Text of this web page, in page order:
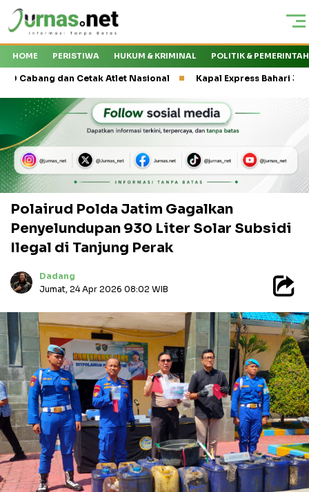
HOME PERISTIWA HUKUM & KRIMINAL POLITIK &
dan Cetak Atlet Nasional Kapal Express Bahari 3F Rusak
Polairud Polda Jatim Gagalkan
Penyelundupan 930 Liter Solar Subsidi
Ilegal di Tanjung Perak
Dadang
Jumat, 24 Apr 2026 08:02 WIB